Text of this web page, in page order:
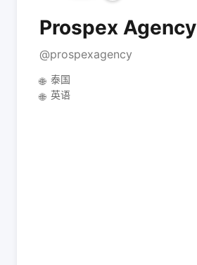
Prospex Agency
@prospexagency
🌐 泰国
🌐 英语